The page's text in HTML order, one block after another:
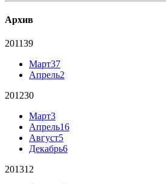
Архив
201139
Март37
Апрель2
201230
Март3
Апрель16
Август5
Декабрь6
201312